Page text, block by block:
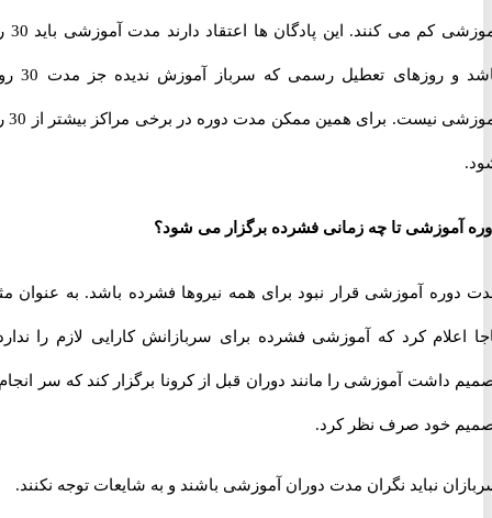
آموزشی کم می کنند. این پادگان ها اعتقاد دارند مدت آموزشی باید 30 روز
باشد و روزهای تعطیل رسمی که سرباز آموزش ندیده جز مدت 30 روزه
آموزشی نیست. برای همین ممکن مدت دوره در برخی مراکز بیشتر از 30 روز
تا چه زمانی فشرده برگزار می شود؟
آموزشی قرار نبود برای همه نیروها فشرده باشد. به عنوان مثال
کرد که آموزشی فشرده برای سربازانش کارایی لازم را ندارد و
داشت آموزشی را مانند دوران قبل از کرونا برگزار کند که سر انجام از
خود صرف نظر کرد.
نباید نگران مدت دوران آموزشی باشند و به شایعات توجه نکنند.